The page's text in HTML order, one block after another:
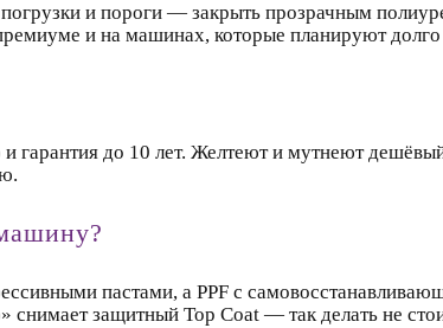
и пороги — закрыть прозрачным
и на машинах, которые планируют
гарантия до 10 лет. Желтеют и мутнеют
пастами, а PPF с
снимает защитный Top Coat — так делать не